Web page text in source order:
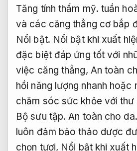
Tăng tính thẩm mỹ. tuần
và các căng thẳng cơ bắp
Nổi bật. Nổi bật khi xuất
đặc biệt đáp ứng tốt với
việc căng thẳng, An toàn
hồi năng lượng nhanh hoặc
chăm sóc sức khỏe với thư
Bộ sưu tập. An toàn cho da.
luôn đảm bảo thảo dược
chọn tươi, Nổi bật khi xuất